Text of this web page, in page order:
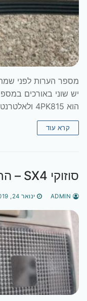
מספר הערות לפני
יש שוני באורכים
הוא 4PK815 ולאלטרנטור 5PK835. הספרה…
קרא עוד
סוזוקי SX4 – החלפת נורת תאורה פנימית
ינואר 24, 2019